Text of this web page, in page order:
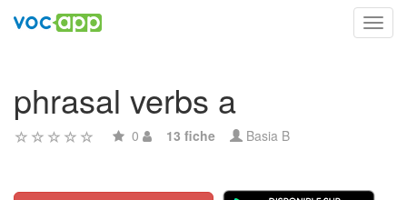
phrasal verbs a
0 13 fiche Basia B